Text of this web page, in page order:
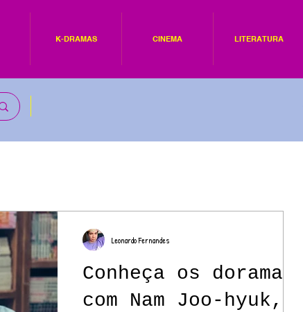
K-DRAMAS CINEMA LITERATURA
Conheça os doramas
com Nam Joo-hyuk,
Leonardo Fernandes